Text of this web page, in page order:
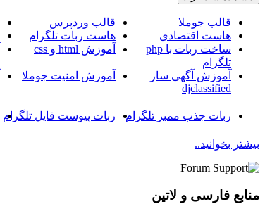
قالب جوملا قالب وردپرس
هاست اقتصادی
هاست ربات تلگرام
ساخت ربات با php
تلگرام
آموزش html و css
آموزش آگهی ساز
djclassified
آموزش امنیت جوملا
ربات جذب ممبر تلگرام
ربات پیوست فایل تلگرام
بیشتر بخوانید..
منابع فارسی و لاتین